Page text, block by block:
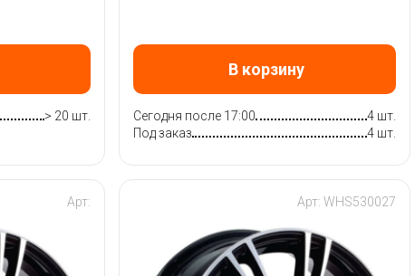
> 20 шт.
В корзину
Сегодня после 17:00
4 шт.
Под заказ
4 шт.
Арт: Арт: WHS530027